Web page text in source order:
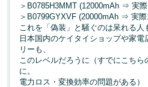
＞B0785H3MMT (12000mAh ⇒ 実
＞B0799GYXVF (20000mAh ⇒ 実
これを「偽装」と騒ぐのは呆れる人
日本国内のケイタイショップや家
リーも、
このレベルだろうに（すでにこちら
に。
電力ロス・変換効率の問題がある）